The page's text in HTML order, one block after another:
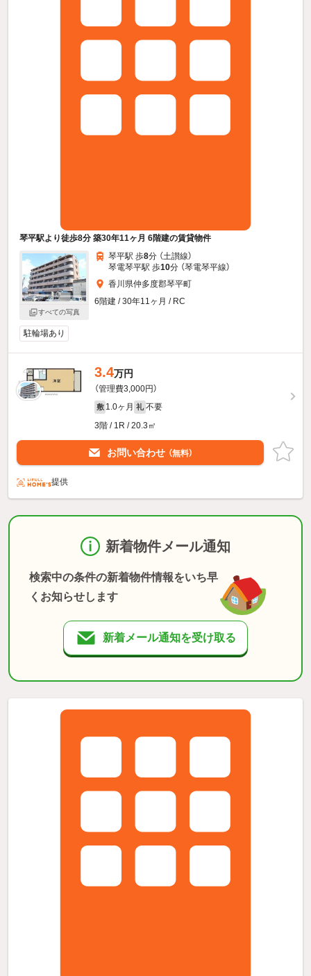
琴平駅より徒歩8分 築30年11ヶ月 6階建の賃貸物件
すべての写真
琴平駅 歩8分 （土讃線）
琴電琴平駅 歩10分 （琴電琴平線）
香川県仲多度郡琴平町
6階建 / 30年11ヶ月 / RC
駐輪場あり
3.4万円
（管理費3,000円）
敷 1.0ヶ月 礼 不要
3階 / 1R / 20.3㎡
お問い合わせ （無料）
提供
新着物件メール通知
検索中の条件の新着物件情報をいち早
くお知らせします
新着メール通知を受け取る